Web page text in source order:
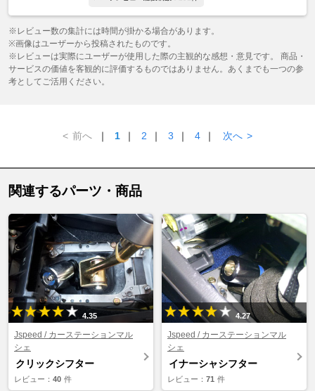
※レビュー数の集計には時間が掛かる場合があります。
※画像はユーザーから投稿されたものです。
※レビューは実際にユーザーが使用した際の主観的な感想・意見です。 商品・
サービスの価値を客観的に評価するものではありません。あくまでも一つの参
考としてご活用ください。
< 前へ ｜ 1 ｜ 2 ｜ 3 ｜ 4 ｜ 次へ >
関連するパーツ・商品
4.35
Jspeed / カーステーションマル
シェ
クリックシフター
レビュー： 40 件
4.27
Jspeed / カーステーションマル
シェ
イナーシャシフター
レビュー： 71 件